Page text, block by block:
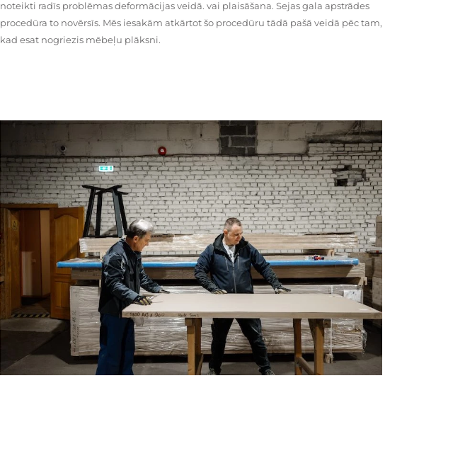
noteikti radīs problēmas deformācijas veidā. vai plaisāšana. Sejas gala apstrādes
procedūra to novērsīs. Mēs iesakām atkārtot šo procedūru tādā pašā veidā pēc tam,
kad esat nogriezis mēbeļu plāksni.